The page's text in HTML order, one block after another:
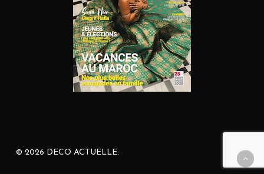
© 2026 DECO ACTUELLE.